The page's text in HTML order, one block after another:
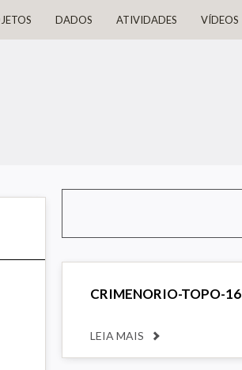
DADOS ATIVIDADES VÍDEOS
CRIMENORIO-TOPO-16
LEIA MAIS